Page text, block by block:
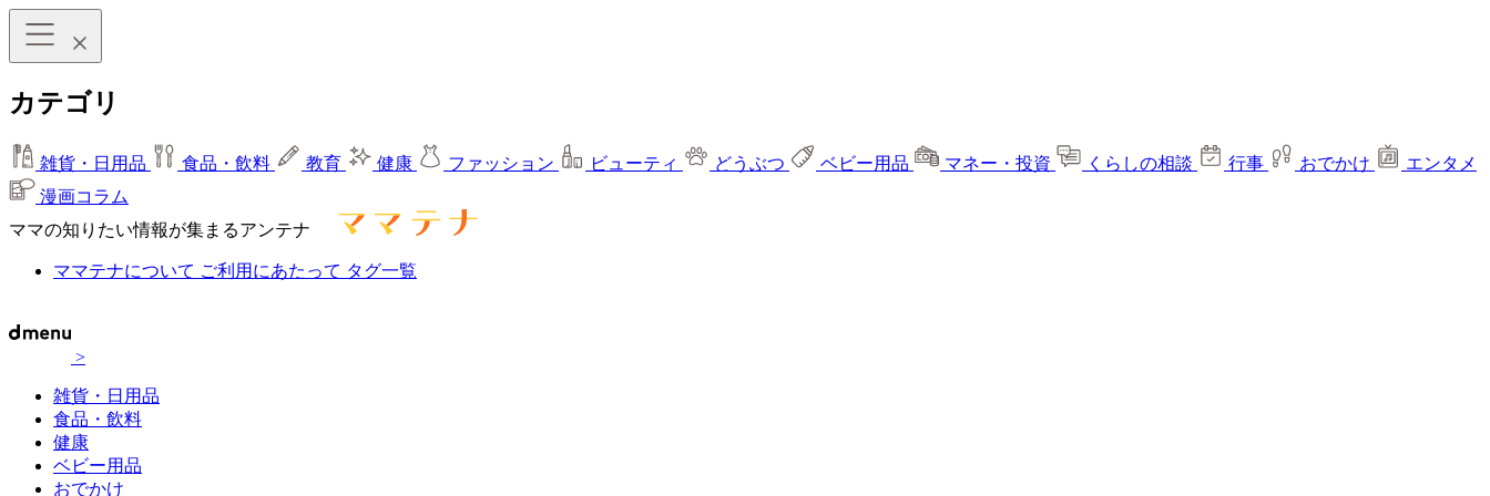
カテゴリ
雑貨・日用品 食品・飲料 教育 健康 ファッション ビューティ どうぶつ ベビー用品 マネー・投資 くらしの相談 行事 おでかけ
エンタメ
漫画コラム
ママの知りたい情報が集まるアンテナ
ママテナについて ご利用にあたって タグ一覧
>
雑貨・日用品
食品・飲料
健康
ベビー用品
おでかけ